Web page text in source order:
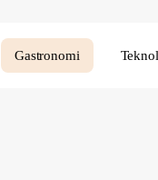
Gastronomi